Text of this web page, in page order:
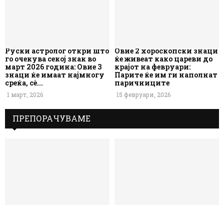
Руски астролог откри што
го очекува секој знак во
март 2026 година: Овие 3
знаци ќе имаат најмногу
среќа, сè...
1 март, 2026
Овие 2 хороскопски знаци
ќе живеат како цареви до
крајот на февруари:
Парите ќе им ги наполнат
паричниците
15 февруари, 2026
ПРЕПОРАЧУВАМЕ